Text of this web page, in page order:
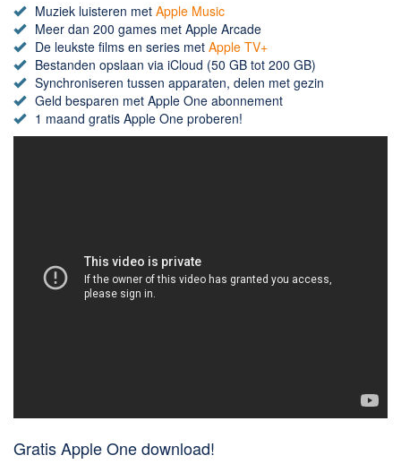
Overige
Algemeen
Chatten en bellen
Dating apps
Parkeer apps
Muziek luisteren met Apple Music
Meer dan 200 games met Apple Arcade
De leukste films en series met Apple TV+
Bestanden opslaan via iCloud (50 GB tot 200 GB)
Synchroniseren tussen apparaten, delen met gezin
Geld besparen met Apple One abonnement
1 maand gratis Apple One proberen!
Gratis Apple One download!